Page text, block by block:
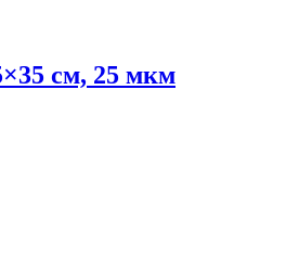
см, 25 мкм